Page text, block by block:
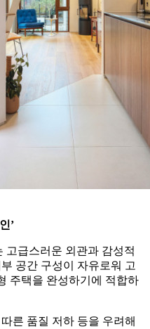
’
고급스러운 외관과 감성적
공간 구성이 자유로워 고
주택을 완성하기에 적합하
른 품질 저하 등을 우려해